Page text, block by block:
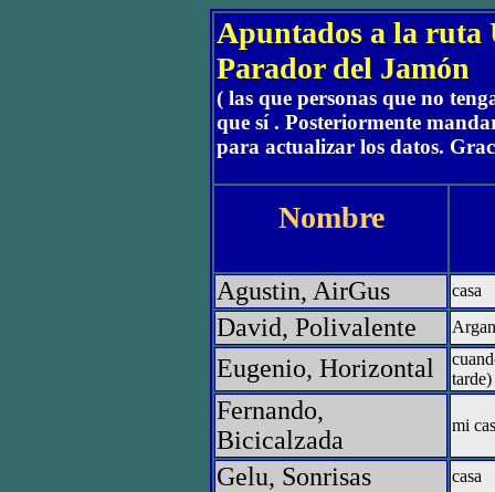
Apuntados a la ruta
Parador del Jamón
( las que personas que no
que sí . Posteriormente
para actualizar los datos.
Nombre
Agustin, AirGus casa
David, Polivalente
Eugenio, Horizontal
tarde)
Fernando,
Bicicalzada
mi
Gelu, Sonrisas casa